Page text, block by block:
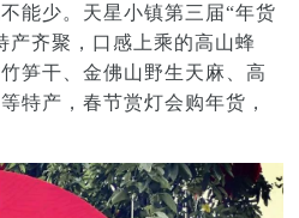
能少。天星小镇第三届“年货
产齐聚，口感上乘的高山蜂
笋干、金佛山野生天麻、高
特产，春节赏灯会购年货，